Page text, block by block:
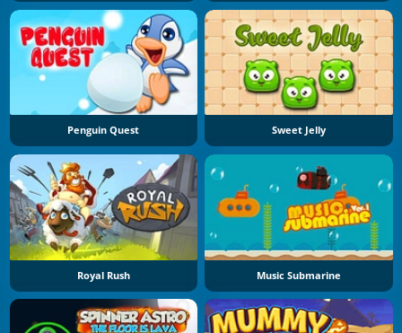
Penguin Quest Sweet Jelly
Royal Rush Music Submarine